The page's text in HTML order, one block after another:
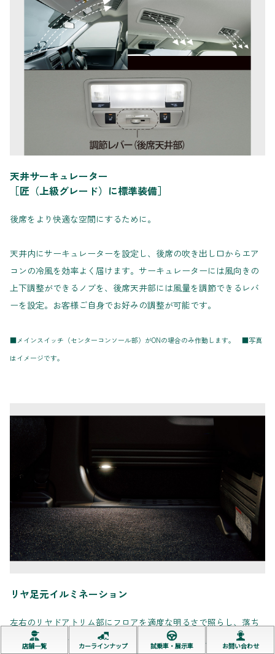
天井サーキュレーター
［匠（上級グレード）に標準装備］
後席をより快適な空間にするために。
天井内にサーキュレーターを設定し、後席の吹き出し口からエア
コンの冷風を効率よく届けます。サーキュレーターには風向きの
上下調整ができるノブを、後席天井部には風量を調節できるレバ
ーを設定。お客様ご自身でお好みの調整が可能です。
■メインスイッチ（センターコンソール部）がONの場合のみ作動します。 ■写真
はイメージです。
リヤ足元イルミネーション
左右のリヤドアトリム部にフロアを適度な明るさで照らし、落ち
着いた雰囲気を演出するLED照明を設定。夜間、足元に小物を落
店舗一覧 カーラインナップ 試乗車・展示車 お問い合わせ